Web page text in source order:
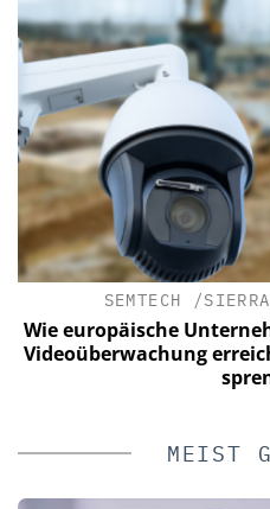
SEMTECH /
Wie europäische
Videoüberwachung
MEIST